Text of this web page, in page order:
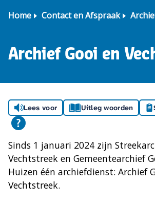
Home Contact en Afspraak
Archief Gooi en
Lees voor Uitleg woorden
Sinds 1 januari 2024 zijn
Vechtstreek en Gemeentearchief
Huizen één archiefdienst: Archief
Vechtstreek.